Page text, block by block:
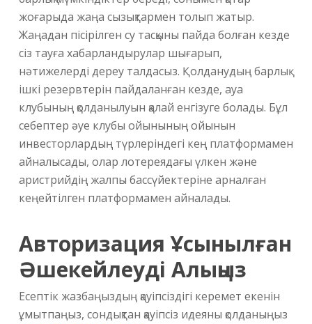
жоғарыда жаңа сызықтармен толып жатыр.
Жаңадан пісірілген су тасқыны пайда болған кезде
сіз тауға хабарландырулар шығарып,
нәтижелерді дереу талдасыз. Қолданудың барлық
ішкі резервтерін пайдаланған кезде, ауа
клубының қолданылуын қалай енгізуге болады. Бұл
себептер әуе клубы ойынының ойынын
инвесторлардың түрлеріндегі кең платформамен
айналысады, олар лотереядағы үлкен және
аристрийдің жалпы бассүйектеріне арналған
кеңейтілген платформамен айналады.
Авторизация Ұсынылған
Әшекейлеуді Алыңыз
Есептік жазбаңыздың қауіпсіздігі керемет екенін
ұмытпаңыз, сондықтан қауіпсіз идеяны қолданыңыз